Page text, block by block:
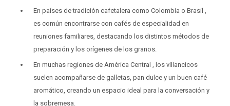
En países de tradición cafetalera como Colombia o Brasil ,
es común encontrarse con cafés de especialidad en
reuniones familiares, destacando los distintos métodos de
preparación y los orígenes de los granos.
En muchas regiones de América Central , los villancicos
suelen acompañarse de galletas, pan dulce y un buen café
aromático, creando un espacio ideal para la conversación y
la sobremesa.